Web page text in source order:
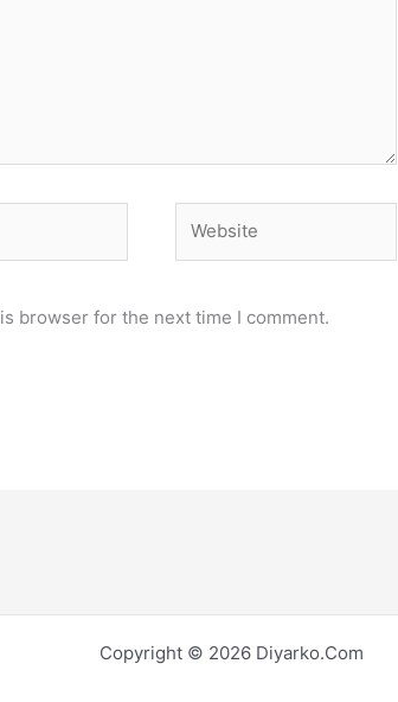
browser for the next time I comment.
Copyright © 2026 Diyarko.Com